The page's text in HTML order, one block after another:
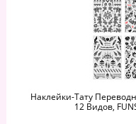
Наклейки-Тату
12 Видов,